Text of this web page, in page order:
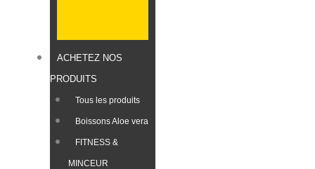
ACHETEZ NOS
PRODUITS
Tous les produits
Boissons Aloe vera
FITNESS &
MINCEUR